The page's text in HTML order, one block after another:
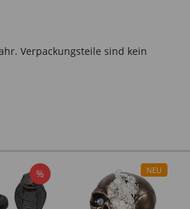
Verpackungsteile sind kein
% NEU